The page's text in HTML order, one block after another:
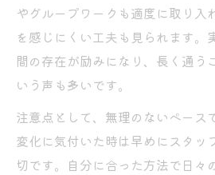
やグループワークも適度に取り入
を感じにくい工夫も見られます。
間の存在が励みになり、長く通う
いう声も多いです。
注意点として、無理のないペース
変化に気付いた時は早めにスタッ
切です。自分に合った方法で日々